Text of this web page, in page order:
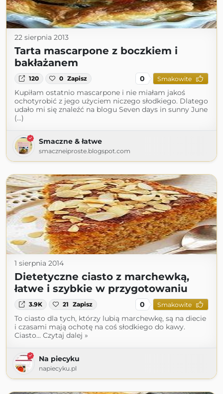
22 sierpnia 2013
Tarta mascarpone z boczkiem i
bakłażanem
120 0 Zapisz 0 Smakowite
Kupiłam ostatnio mascarpone i nie miałam jakoś
ochotyrobić z jego użyciem niczego słodkiego. Dlatego
udało mi się znaleźć na blogu Seven days in sunny June
(...)
Smaczne & łatwe
smaczneiproste.blogspot.com
1 sierpnia 2014
Dietetyczne ciasto z marchewką,
łatwe i szybkie w przygotowaniu
3.9K 21 Zapisz 0 Smakowite
To ciasto dla tych, którzy lubią marchewkę, są na diecie
i czasami mają ochotę na coś słodkiego do kawy.
Ciasto... Czytaj dalej »
Na piecyku
napiecyku.pl